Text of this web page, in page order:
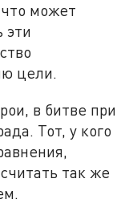
может
эти
цели.
в битве при
Тот, у кого
так же